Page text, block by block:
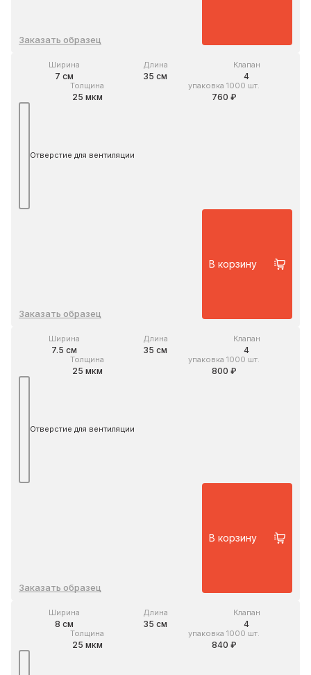
Заказать образец
Ширина
7 см
Длина
35 см
Клапан
4
Толщина
25 мкм
упаковка 1000 шт.
760 ₽
Отверстие для вентиляции
Заказать образец
В корзину
Ширина
7.5 см
Длина
35 см
Клапан
4
Толщина
25 мкм
упаковка 1000 шт.
800 ₽
Отверстие для вентиляции
Заказать образец
В корзину
Ширина
8 см
Длина
35 см
Клапан
4
Толщина
25 мкм
упаковка 1000 шт.
840 ₽